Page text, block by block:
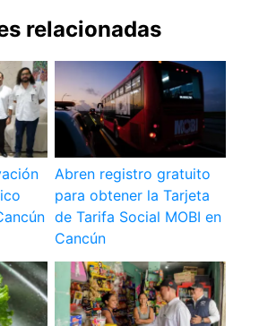
relacionadas
Abren registro gratuito
para obtener la Tarjeta
de Tarifa Social MOBI en
Cancún